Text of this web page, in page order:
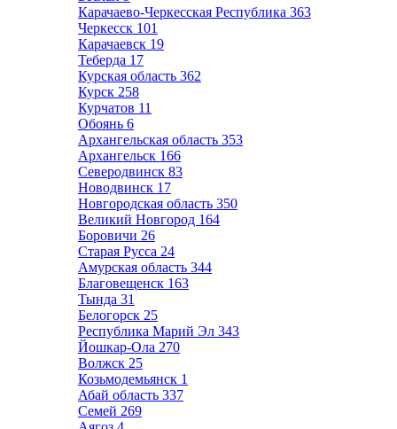
Карачаево-Черкесская Республика 363
Черкесск 101
Карачаевск 19
Теберда 17
Курская область 362
Курск 258
Курчатов 11
Обоянь 6
Архангельская область 353
Архангельск 166
Северодвинск 83
Новодвинск 17
Новгородская область 350
Великий Новгород 164
Боровичи 26
Старая Русса 24
Амурская область 344
Благовещенск 163
Тында 31
Белогорск 25
Республика Марий Эл 343
Йошкар-Ола 270
Волжск 25
Козьмодемьянск 1
Абай область 337
Семей 269